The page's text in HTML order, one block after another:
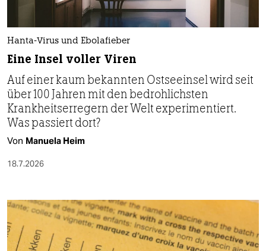
Hanta-Virus und Ebolafieber
Eine Insel voller Viren
Auf einer kaum bekannten Ostseeinsel wird seit
über 100 Jahren mit den bedrohlichsten
Krankheitserregern der Welt experimentiert.
Was passiert dort?
Von Manuela Heim
18.7.2026